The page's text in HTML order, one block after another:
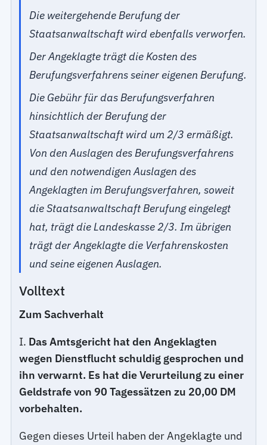
Die weitergehende Berufung der
Staatsanwaltschaft wird ebenfalls verworfen.
Der Angeklagte trägt die Kosten des
Berufungsverfahrens seiner eigenen Berufung.
Die Gebühr für das Berufungsverfahren
hinsichtlich der Berufung der
Staatsanwaltschaft wird um 2/3 ermäßigt.
Von den Auslagen des Berufungsverfahrens
und den notwendigen Auslagen des
Angeklagten im Berufungsverfahren, soweit
die Staatsanwaltschaft Berufung eingelegt
hat, trägt die Landeskasse 2/3. Im übrigen
trägt der Angeklagte die Verfahrenskosten
und seine eigenen Auslagen.
Volltext
Zum Sachverhalt
I. Das Amtsgericht hat den Angeklagten
wegen Dienstflucht schuldig gesprochen und
ihn verwarnt. Es hat die Verurteilung zu einer
Geldstrafe von 90 Tagessätzen zu 20,00 DM
vorbehalten.
Gegen dieses Urteil haben der Angeklagte und